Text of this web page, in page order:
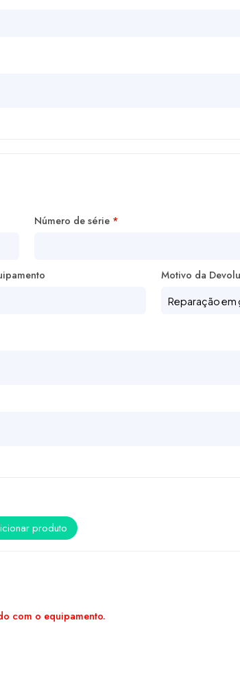
Número de série *
Motivo da
produto
com o equipamento.